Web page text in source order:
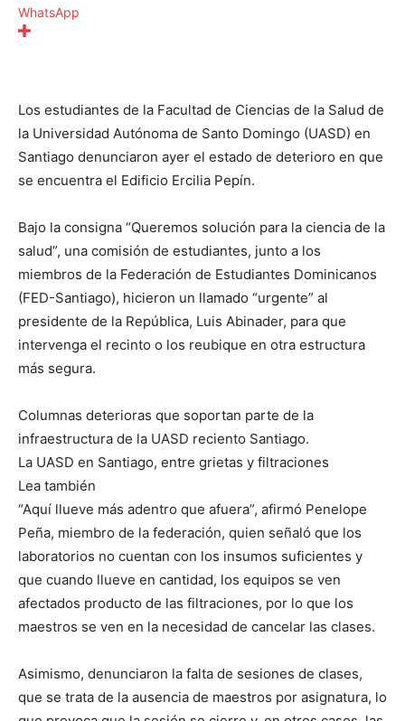
WhatsApp
Los estudiantes de la Facultad de Ciencias de la Salud de
la Universidad Autónoma de Santo Domingo (UASD) en
Santiago denunciaron ayer el estado de deterioro en que
se encuentra el Edificio Ercilia Pepín.
Bajo la consigna “Queremos solución para la ciencia de la
salud”, una comisión de estudiantes, junto a los
miembros de la Federación de Estudiantes Dominicanos
(FED-Santiago), hicieron un llamado “urgente” al
presidente de la República, Luis Abinader, para que
intervenga el recinto o los reubique en otra estructura
más segura.
Columnas deterioras que soportan parte de la
infraestructura de la UASD reciento Santiago.
La UASD en Santiago, entre grietas y filtraciones
Lea también
“Aquí llueve más adentro que afuera”, afirmó Penelope
Peña, miembro de la federación, quien señaló que los
laboratorios no cuentan con los insumos suficientes y
que cuando llueve en cantidad, los equipos se ven
afectados producto de las filtraciones, por lo que los
maestros se ven en la necesidad de cancelar las clases.
Asimismo, denunciaron la falta de sesiones de clases,
que se trata de la ausencia de maestros por asignatura, lo